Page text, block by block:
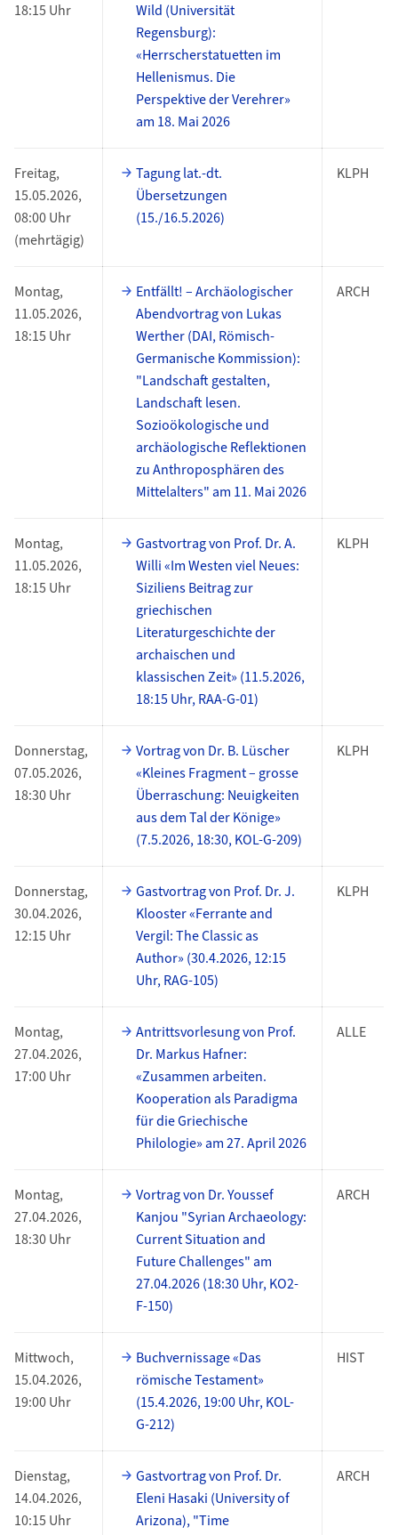
18:15 Uhr
Wild (Universität
Regensburg):
«Herrscherstatuetten im
Hellenismus. Die
Perspektive der Verehrer»
am 18. Mai 2026
Freitag,
15.05.2026,
08:00 Uhr
(mehrtägig)
Tagung lat.-dt.
Übersetzungen
(15./16.5.2026)
KLPH
Montag,
11.05.2026,
18:15 Uhr
Entfällt! – Archäologischer
Abendvortrag von Lukas
Werther (DAI, Römisch-
Germanische Kommission):
"Landschaft gestalten,
Landschaft lesen.
Sozioökologische und
archäologische Reflektionen
zu Anthroposphären des
Mittelalters" am 11. Mai 2026
ARCH
Montag,
11.05.2026,
18:15 Uhr
Gastvortrag von Prof. Dr. A.
Willi «Im Westen viel Neues:
Siziliens Beitrag zur
griechischen
Literaturgeschichte der
archaischen und
klassischen Zeit» (11.5.2026,
18:15 Uhr, RAA-G-01)
KLPH
Donnerstag,
07.05.2026,
18:30 Uhr
Vortrag von Dr. B. Lüscher
«Kleines Fragment – grosse
Überraschung: Neuigkeiten
aus dem Tal der Könige»
(7.5.2026, 18:30, KOL-G-209)
KLPH
Donnerstag,
30.04.2026,
12:15 Uhr
Gastvortrag von Prof. Dr. J.
Klooster «Ferrante and
Vergil: The Classic as
Author» (30.4.2026, 12:15
Uhr, RAG-105)
KLPH
Montag,
27.04.2026,
17:00 Uhr
Antrittsvorlesung von Prof.
Dr. Markus Hafner:
«Zusammen arbeiten.
Kooperation als Paradigma
für die Griechische
Philologie» am 27. April 2026
ALLE
Montag,
27.04.2026,
18:30 Uhr
Vortrag von Dr. Youssef
Kanjou "Syrian Archaeology:
Current Situation and
Future Challenges" am
27.04.2026 (18:30 Uhr, KO2-
F-150)
ARCH
Mittwoch,
15.04.2026,
19:00 Uhr
Buchvernissage «Das
römische Testament»
(15.4.2026, 19:00 Uhr, KOL-
G-212)
HIST
Dienstag,
14.04.2026,
10:15 Uhr
Gastvortrag von Prof. Dr.
Eleni Hasaki (University of
Arizona), "Time
ARCH